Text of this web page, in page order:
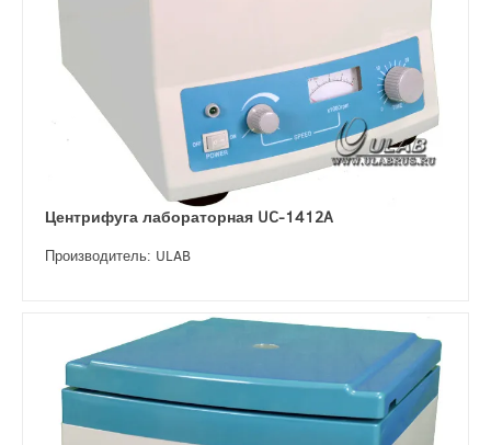
Центрифуга лабораторная UC-1412A
Производитель: ULAB